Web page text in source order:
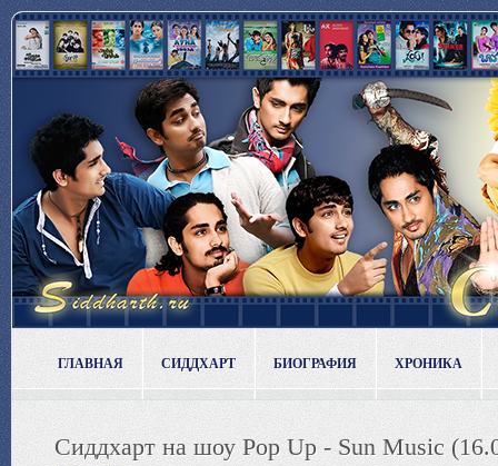
ГЛАВНАЯ СИДДХАРТ БИОГРАФИЯ ХРОНИКА
Сиддхарт на шоу Pop Up - Sun Music